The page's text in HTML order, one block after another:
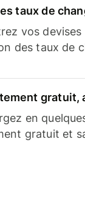
taux de
vos
des taux de
gratuit,
en
gratuit et